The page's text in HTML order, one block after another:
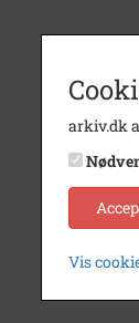
arkiv.dk
Vis